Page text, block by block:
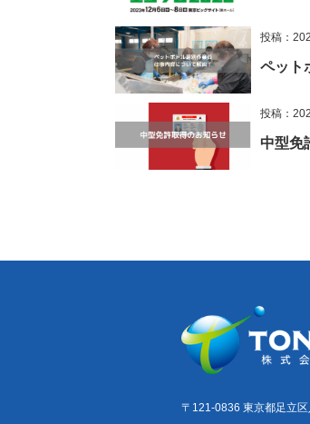
投稿：
ペット
投稿：
中型免
〒121-0836 東京都足立